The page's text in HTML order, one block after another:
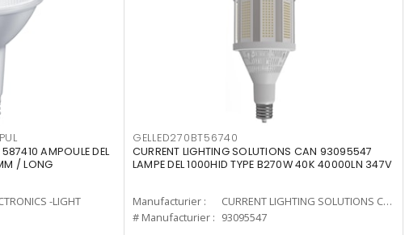
AMPOULE DEL
/ LONG
-LIGHT
GELLED270BT56740
CURRENT LIGHTING SOLUTIONS CAN 93095547
LAMPE DEL 1000HID TYPE B270W 40K 40000LN 347V
Manufacturier :
CURRENT LIGHTING SOLUTIONS CAN
# Manufacturier : 93095547